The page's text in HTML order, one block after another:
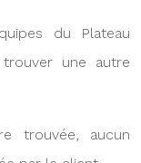
du Plateau
une autre
trouvée, aucun